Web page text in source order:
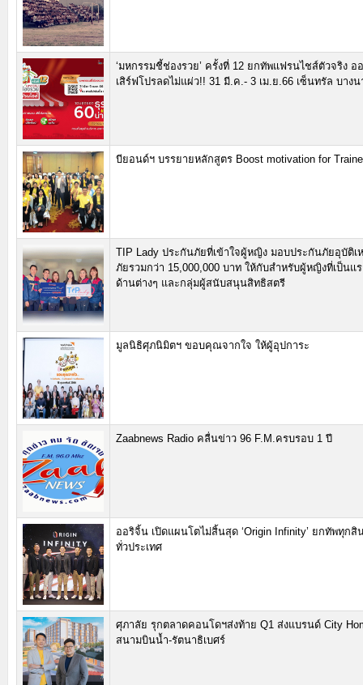
‘มหกรรมชี้ช่องรวย’ ครั้งที่ 12 ยกทัพแฟรนไชส์ตัวจริง อ
เสิร์ฟโปรลดไม่แผ่ว!! 31 มี.ค.- 3 เม.ย.66 เซ็นทรัล บางน
บียอนด์ฯ บรรยายหลักสูตร Boost motivation for
TIP Lady ประกันภัยที่เข้าใจผู้หญิง มอบประกันภัยอุบัติเ
ภัยรวมกว่า 15,000,000 บาท ให้กับสำหรับผู้หญิงที่เป็นแ
ด้านต่างๆ และกลุ่มผู้สนับสนุนสิทธิสตรี
มูลนิธิศุภนิมิตฯ ขอบคุณจากใจ ให้ผู้อุปการะ
Zaabnews Radio คลื่นข่าว 96 F.M.ครบรอบ 1 ปี
ออริจิ้น เปิดแผนโตไม่สิ้นสุด ‘Origin Infinity’ ยกทัพทุกสิ
ทั่วประเทศ
ศุภาลัย รุกตลาดคอนโดฯส่งท้าย Q1 ส่งแบรนด์ City
สนามบินน้ำ-รัตนาธิเบศร์